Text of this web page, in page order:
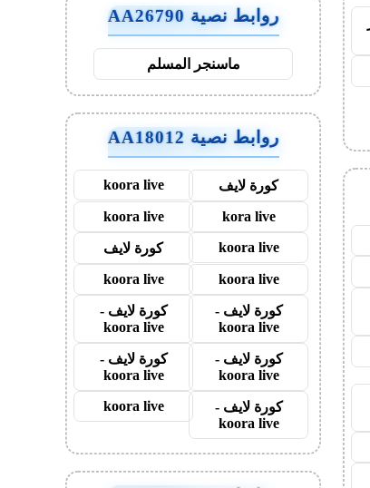
روابط نصية AA26790
ماسنجر المسلم
روابط نصية AA18012
كورة لايف koora live
kora live
koora live
koora live
كورة لايف
koora live
koora live
كورة لايف -
koora live
كورة لايف -
koora live
كورة لايف -
koora live
كورة لايف -
koora live
كورة لايف -
koora live
koora live